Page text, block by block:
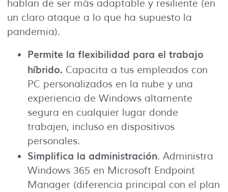
hablan de ser más adaptable y resiliente (en
un claro ataque a lo que ha supuesto la
pandemia).
Permite la flexibilidad para el trabajo
híbrido. Capacita a tus empleados con
PC personalizados en la nube y una
experiencia de Windows altamente
segura en cualquier lugar donde
trabajen, incluso en dispositivos
personales.
Simplifica la administración. Administra
Windows 365 en Microsoft Endpoint
Manager (diferencia principal con el plan